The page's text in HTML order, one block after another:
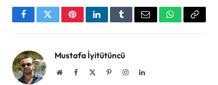
FacebookTwitterPinterestLinkedInTumblrEmail WhatsApp
Copy
Mustafa İyitütüncü
WebsiteFacebook PinterestInstagramLinkedIn